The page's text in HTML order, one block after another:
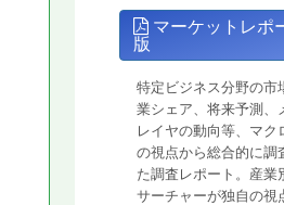
マーケットレポ
版
特定ビジネス分野の市
業シェア、将来予測、
レイヤの動向等、マク
の視点から総合的に調
た調査レポート。産業
サーチャーが独自の視